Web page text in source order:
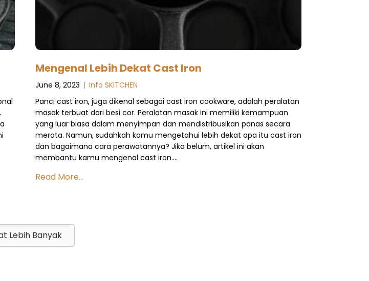
Mengenal Lebih Dekat Cast Iron
June 8, 2023 | Info SKITCHEN
Panci cast iron, juga dikenal sebagai cast iron cookware, adalah peralatan
masak terbuat dari besi cor. Peralatan masak ini memiliki kemampuan
yang luar biasa dalam menyimpan dan mendistribusikan panas secara
merata. Namun, sudahkah kamu mengetahui lebih dekat apa itu cast iron
dan bagaimana cara perawatannya? Jika belum, artikel ini akan
membantu kamu mengenal cast iron….
Read More...
Lebih Banyak